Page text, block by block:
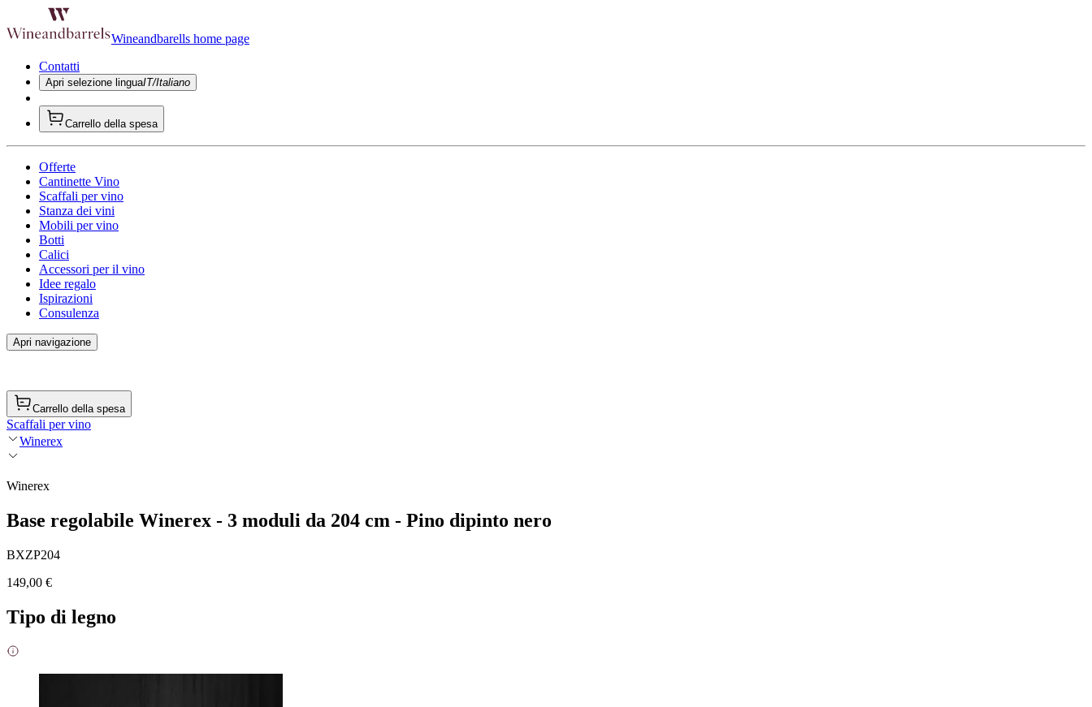
Wineandbarells home page
Contatti
Apri selezione linguaIT/Italiano
Carrello della spesa
Offerte
Cantinette Vino
Scaffali per vino
Stanza dei vini
Mobili per vino
Botti
Calici
Accessori per il vino
Idee regalo
Ispirazioni
Consulenza
Apri navigazione
Carrello della spesa
Scaffali per vino
Winerex
Winerex
Base regolabile Winerex - 3 moduli da 204 cm - Pino dipinto nero
BXZP204
149,00 €
Tipo di legno